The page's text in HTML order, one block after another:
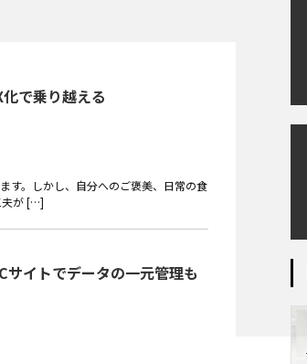
で乗り越える
す。しかし、自分へのご褒美、日常の食
夫が […]
イトでデータの一元管理も